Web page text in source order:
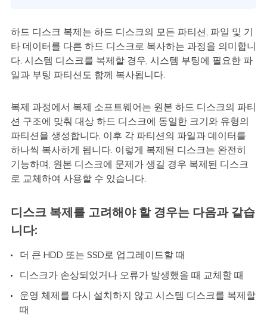
하드 디스크 복제는 하드 디스크의 모든 파티션, 파일 및 기
타 데이터를 다른 하드 디스크로 복사하는 과정을 의미합니
다. 시스템 디스크를 복제할 경우, 시스템 부팅에 필요한 파
일과 부팅 파티션도 함께 복사됩니다.
복제 과정에서 복제 소프트웨어는 원본 하드 디스크의 파티
션 구조에 맞춰 대상 하드 디스크에 동일한 크기와 유형의
파티션을 생성합니다. 이후 각 파티션의 파일과 데이터를
하나씩 복사하게 됩니다. 이렇게 복제된 디스크는 완전히
기능하며, 원본 디스크에 문제가 생길 경우 복제된 디스크
로 교체하여 사용할 수 있습니다.
디스크 복제를 고려해야 할 경우는 다음과 같습
니다:
더 큰 HDD 또는 SSD로 업그레이드할 때
디스크가 손상되었거나 오류가 발생했을 때 교체할 때
운영 체제를 다시 설치하지 않고 시스템 디스크를 복제할
때